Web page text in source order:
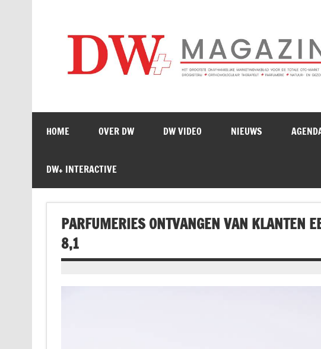
HOME OVER DW DW VIDEO NIEUWS
DW+ INTERACTIVE
PARFUMERIES ONTVANGEN VAN KLANTEN
8,1